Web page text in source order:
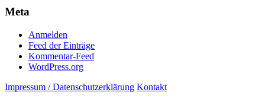
Meta
Anmelden
Feed der Einträge
Kommentar-Feed
WordPress.org
Impressum / Datenschutzerklärung Kontakt